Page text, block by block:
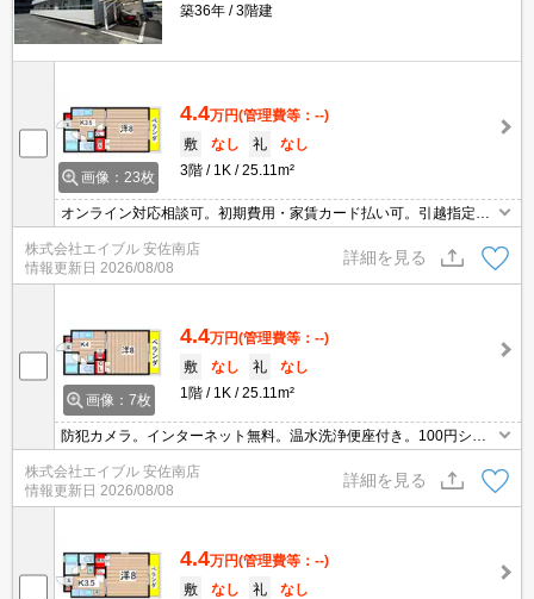
築36年
3階建
画像：23枚
4.4万円(管理費等：--)
敷
なし 礼
なし
3階
1K 25.11m²
オンライン対応相談可。初期費用・家賃カード払い可。引越指定業
者あり※但し、法人契約の場合相談可。自社管理物件。オートロッ
ク。防犯カメラ。インターネット無料、使い放題。温水洗浄便座付
き。クローゼット付。
株式会社エイブル 安佐南店
情報更新日 2026/08/08
詳細を見る
画像：7枚
4.4万円(管理費等：--)
敷
なし 礼
なし
1階
1K 25.11m²
防犯カメラ。インターネット無料。温水洗浄便座付き。100円ショ
ップへ180m。クリーニング店へ220m。業務スーパーへ350m。ウ
ォンツまで350m。自社管理物件。引越指定業者あり。
株式会社エイブル 安佐南店
情報更新日 2026/08/08
詳細を見る
4.4万円(管理費等：--)
敷
なし 礼
なし